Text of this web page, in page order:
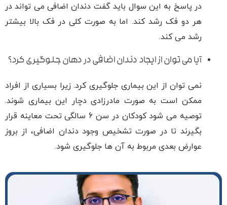
در پاسخ به این سوال باید گفت دندان اضافی می تواند در
هر دو فک رشد کند. اما به صورت کلی در فک بالا بیشتر
رشد می کند.
آیا می توان از ایجاد دندان اضافی در دهان جلوگیری کرد؟
نمی توان از این بیماری جلوگیری کرد. زیرا بسیاری از افراد
ممکن است به صورت مادرزادی دچار این بیماری شوند.
توصیه می شود کودکان در سن 6 سالگی تحت معاینه قرار
بگیرند تا در صورت تشخیص وجود دندان اضافی، از بروز
عوارض بعدی مربوط به آن ها جلوگیری شود.